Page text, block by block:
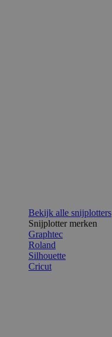
Bekijk alle snijplotters
Snijplotter merken
Graphtec
Roland
Silhouette
Cricut